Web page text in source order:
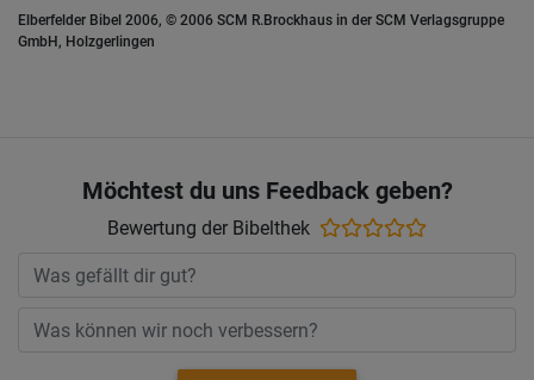
Elberfelder Bibel 2006, © 2006 SCM R.Brockhaus in der SCM Verlagsgruppe
GmbH, Holzgerlingen
Möchtest du uns Feedback geben?
Bewertung der Bibelthek